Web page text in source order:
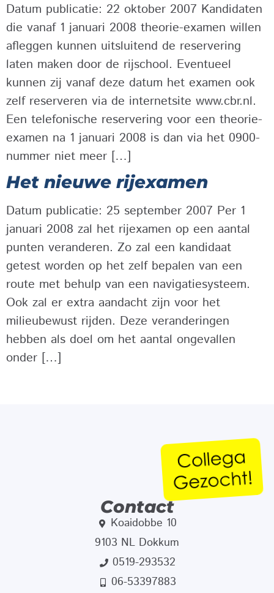
Datum publicatie: 22 oktober 2007 Kandidaten
die vanaf 1 januari 2008 theorie-examen willen
afleggen kunnen uitsluitend de reservering
laten maken door de rijschool. Eventueel
kunnen zij vanaf deze datum het examen ook
zelf reserveren via de internetsite www.cbr.nl.
Een telefonische reservering voor een theorie-
examen na 1 januari 2008 is dan via het 0900-
nummer niet meer […]
Het nieuwe rijexamen
Datum publicatie: 25 september 2007 Per 1
januari 2008 zal het rijexamen op een aantal
punten veranderen. Zo zal een kandidaat
getest worden op het zelf bepalen van een
route met behulp van een navigatiesysteem.
Ook zal er extra aandacht zijn voor het
milieubewust rijden. Deze veranderingen
hebben als doel om het aantal ongevallen
onder […]
Contact
Koaidobbe 10
9103 NL Dokkum
0519-293532
06-53397883